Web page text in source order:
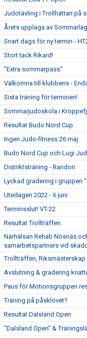
Judotävling i Trollhättan på
Årets upplaga av
Snart dags för ny termin -
Stort tack Rikard!
"Extra sommarpass"
Välkomna till klubbens -
Sista träning för terminen!
Sommarjudoskola i
Resultat Budo Nord Cup
Ingen Judo-fitness 26 maj
Budo Nord Cup och Lugi
Distriktsträning - Randori
Lyckad gradering i gruppen
Utedagen 2022 - 6 juni
Terminsslut! VT-22
Resultat Trollträffen.
Närhälsan Rehab Nösnäs
samarbetspartners vid
Trollträffen,
Avslutning & gradering
Paus för Motionsgruppen
Träning på påsklovet?
Resultat Dalsland Open
"Dalsland Open" &